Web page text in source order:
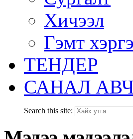
Хичээл
Гэмт
ТЕНДЕР
САНАЛ
Search this site: